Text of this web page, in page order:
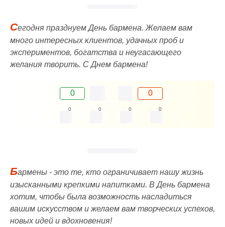
Сегодня празднуем День бармена. Желаем вам
много интересных клиентов, удачных проб и
экспериментов, богатства и неугасающего
желания творить. С Днем бармена!
0 0
0 0 0 0
Бармены - это те, кто ограничивает нашу жизнь
изысканными крепкими напитками. В День бармена
хотим, чтобы была возможность насладиться
вашим искусством и желаем вам творческих успехов,
новых идей и вдохновения!